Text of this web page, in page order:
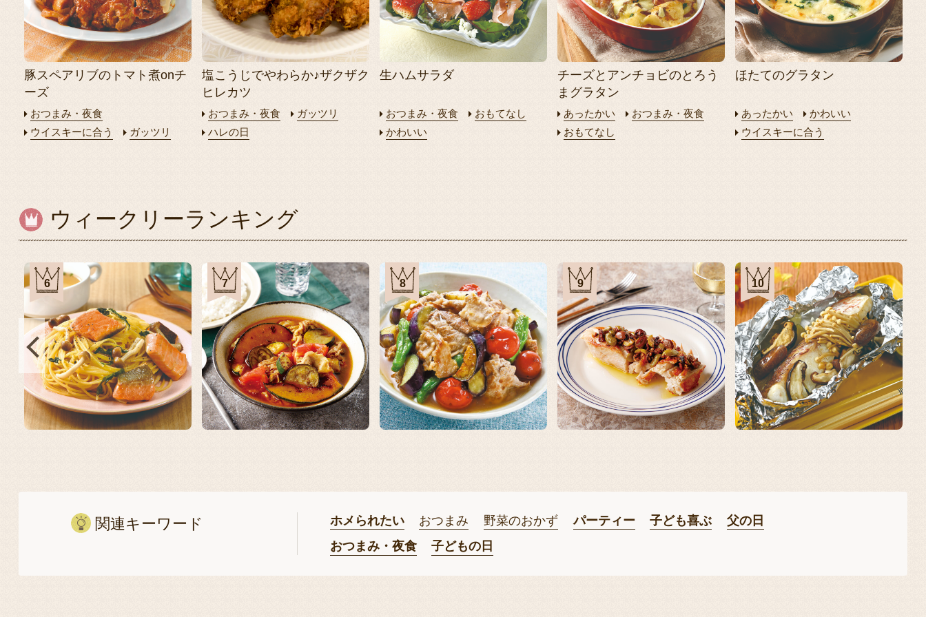
豚スペアリブのトマト煮onチ
ーズ
おつまみ・夜食
ウイスキーに合う
ガッツリ
塩こうじでやわらか♪ザクザク
ヒレカツ
おつまみ・夜食
ガッツリ
ハレの日
生ハムサラダ
おつまみ・夜食
おもてなし
かわいい
チーズとアンチョビのとろう
まグラタン
あったかい
おつまみ・夜食
おもてなし
ほたてのグラタン
あったかい
かわいい
ウイスキーに合う
ウィークリーランキング
6 7 8 9 10
関連キーワード ホメられたい おつまみ 野菜のおかず パーティー 子ども喜ぶ
父の日
おつまみ・夜食
子どもの日